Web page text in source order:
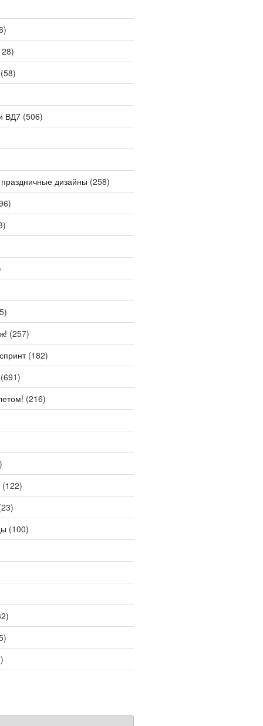
ВД7(506)
дизайны (258)
(257)
(182)
(216)
(122)
(100)